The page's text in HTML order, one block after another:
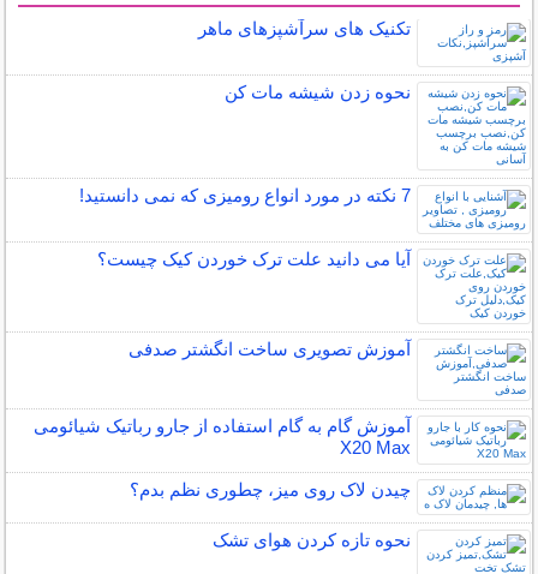
تکنیک های سرآشپزهای ماهر
نحوه زدن شیشه مات کن
7 نکته در مورد انواع رومیزی که نمی دانستید!
آیا می دانید علت ترک خوردن کیک چیست؟
آموزش تصویری ساخت انگشتر صدفی
آموزش گام به گام استفاده از جارو رباتیک شیائومی
X20 Max
چیدن لاک روی میز، چطوری نظم بدم؟
نحوه تازه کردن هوای تشک